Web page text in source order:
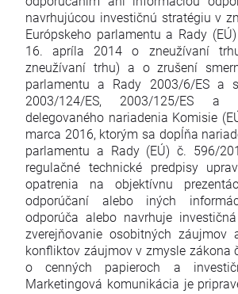
navrhujúcou investičnú stratégiu v
Európskeho parlamentu a Rady
16. apríla 2014 o zneužívaní
zneužívaní trhu) a o zrušení
parlamentu a Rady 2003/6/ES a
2003/124/ES, 2003/125/ES a
delegovaného nariadenia Komisie
marca 2016, ktorým sa dopĺňa
parlamentu a Rady (EÚ) č. 596/
regulačné technické predpisy
opatrenia na objektívnu
odporúčaní alebo iných
odporúča alebo navrhuje
zverejňovanie osobitných záujmov
konfliktov záujmov v zmysle zákona
o cenných papieroch a
Marketingová komunikácia je